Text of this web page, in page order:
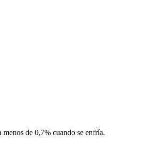
de 0,7% cuando se enfría.